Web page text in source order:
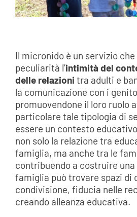
Il micronido è un servizio che
peculiarità l’intimità del
delle relazioni tra adulti e
la comunicazione con i
promuovendone il loro ruolo
particolare tale tipologia di
essere un contesto
non solo la relazione tra
famiglia, ma anche tra le
contribuendo a costruire
famiglia può trovare spazi di
condivisione, fiducia nelle
creando alleanza educativa.